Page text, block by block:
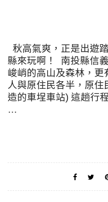
秋高氣爽，正是出遊
縣來玩啊！ 南投縣信
峻峭的高山及森林，
人與原住民各半，原
造的車埕車站) 這趟行
…